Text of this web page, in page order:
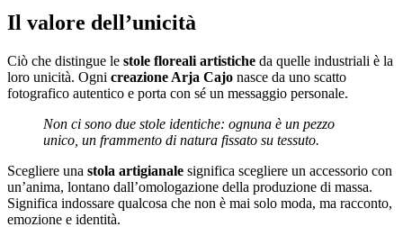
Il valore dell’unicità
Ciò che distingue le stole floreali artistiche da quelle industriali è la
loro unicità. Ogni creazione Arja Cajo nasce da uno scatto
fotografico autentico e porta con sé un messaggio personale.
Non ci sono due stole identiche: ognuna è un pezzo
unico, un frammento di natura fissato su tessuto.
Scegliere una stola artigianale significa scegliere un accessorio con
un’anima, lontano dall’omologazione della produzione di massa.
Significa indossare qualcosa che non è mai solo moda, ma racconto,
emozione e identità.